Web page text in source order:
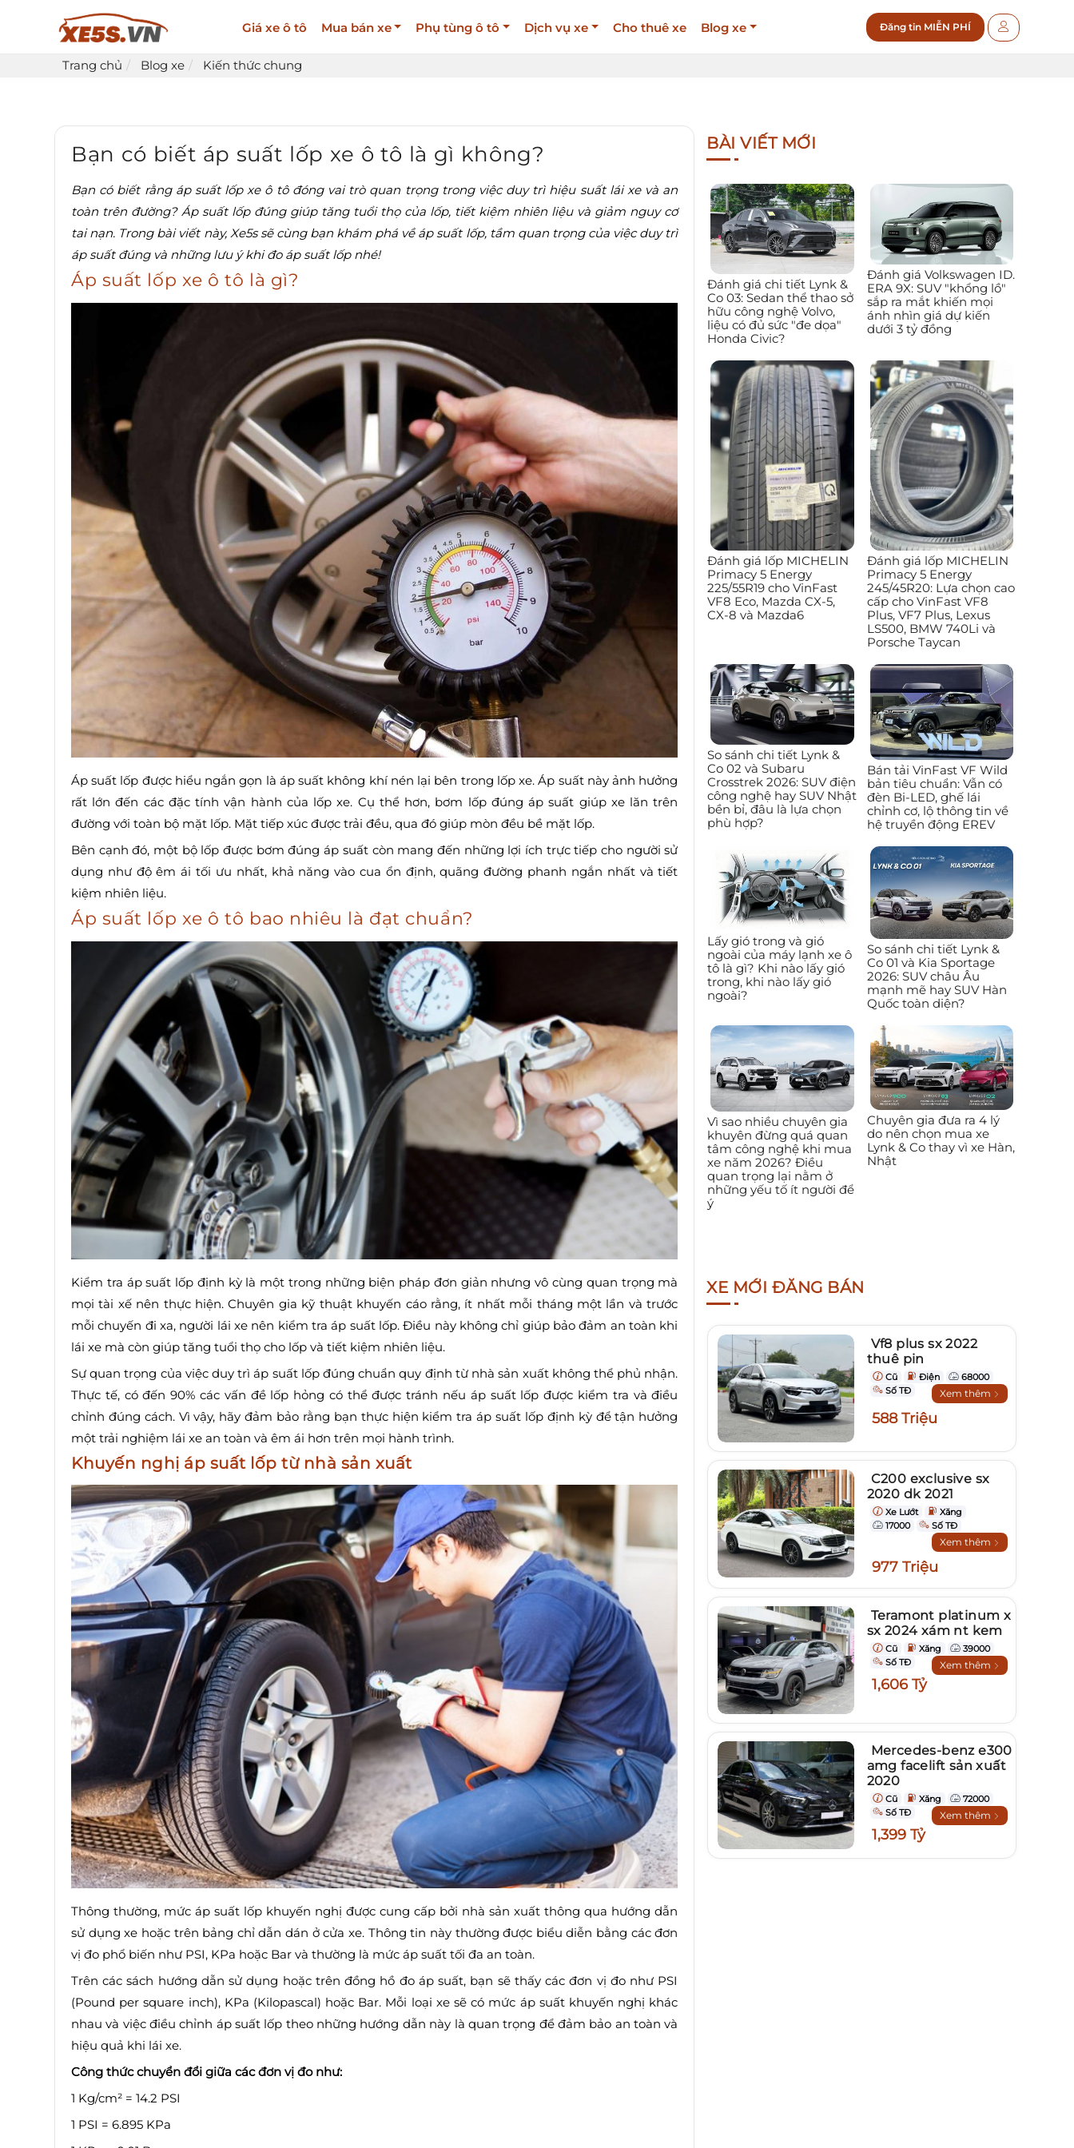
Giá xe ô tô Mua bán xe Phụ tùng ô tô Dịch vụ xe Cho thuê xe Blog xe Đăng tin MIỄN PHÍ
Trang chủ Blog xe Kiến thức chung
Bạn có biết áp suất lốp xe ô tô là gì không?
Bạn có biết rằng áp suất lốp xe ô tô đóng vai trò quan trọng trong việc duy trì hiệu suất lái xe và an
toàn trên đường? Áp suất lốp đúng giúp tăng tuổi thọ của lốp, tiết kiệm nhiên liệu và giảm nguy cơ
tai nạn. Trong bài viết này, Xe5s sẽ cùng bạn khám phá về áp suất lốp, tầm quan trọng của việc duy trì
áp suất đúng và những lưu ý khi đo áp suất lốp nhé!
Áp suất lốp xe ô tô là gì?
Áp suất lốp được hiểu ngắn gọn là áp suất không khí nén lại bên trong lốp xe. Áp suất này ảnh hưởng
rất lớn đến các đặc tính vận hành của lốp xe. Cụ thể hơn, bơm lốp đúng áp suất giúp xe lăn trên
đường với toàn bộ mặt lốp. Mặt tiếp xúc được trải đều, qua đó giúp mòn đều bề mặt lốp.
Bên cạnh đó, một bộ lốp được bơm đúng áp suất còn mang đến những lợi ích trực tiếp cho người sử
dụng như độ êm ái tối ưu nhất, khả năng vào cua ổn định, quãng đường phanh ngắn nhất và tiết
kiệm nhiên liệu.
Áp suất lốp xe ô tô bao nhiêu là đạt chuẩn?
Kiểm tra áp suất lốp định kỳ là một trong những biện pháp đơn giản nhưng vô cùng quan trọng mà
mọi tài xế nên thực hiện. Chuyên gia kỹ thuật khuyến cáo rằng, ít nhất mỗi tháng một lần và trước
mỗi chuyến đi xa, người lái xe nên kiểm tra áp suất lốp. Điều này không chỉ giúp bảo đảm an toàn khi
lái xe mà còn giúp tăng tuổi thọ cho lốp và tiết kiệm nhiên liệu.
Sự quan trọng của việc duy trì áp suất lốp đúng chuẩn quy định từ nhà sản xuất không thể phủ nhận.
Thực tế, có đến 90% các vấn đề lốp hỏng có thể được tránh nếu áp suất lốp được kiểm tra và điều
chỉnh đúng cách. Vì vậy, hãy đảm bảo rằng bạn thực hiện kiểm tra áp suất lốp định kỳ để tận hưởng
một trải nghiệm lái xe an toàn và êm ái hơn trên mọi hành trình.
Khuyến nghị áp suất lốp từ nhà sản xuất
Thông thường, mức áp suất lốp khuyến nghị được cung cấp bởi nhà sản xuất thông qua hướng dẫn
sử dụng xe hoặc trên bảng chỉ dẫn dán ở cửa xe. Thông tin này thường được biểu diễn bằng các đơn
vị đo phổ biến như PSI, KPa hoặc Bar và thường là mức áp suất tối đa an toàn.
Trên các sách hướng dẫn sử dụng hoặc trên đồng hồ đo áp suất, bạn sẽ thấy các đơn vị đo như PSI
(Pound per square inch), KPa (Kilopascal) hoặc Bar. Mỗi loại xe sẽ có mức áp suất khuyến nghị khác
nhau và việc điều chỉnh áp suất lốp theo những hướng dẫn này là quan trọng để đảm bảo an toàn và
hiệu quả khi lái xe.
Công thức chuyển đổi giữa các đơn vị đo như:
1 Kg/cm² = 14.2 PSI
1 PSI = 6.895 KPa
BÀI VIẾT MỚI
Đánh giá chi tiết Lynk &
Co 03: Sedan thể thao sở
hữu công nghệ Volvo,
liệu có đủ sức "đe dọa"
Honda Civic?
Đánh giá Volkswagen ID.
ERA 9X: SUV "khổng lồ"
sắp ra mắt khiến mọi
ánh nhìn giá dự kiến
dưới 3 tỷ đồng
Đánh giá lốp MICHELIN
Primacy 5 Energy
225/55R19 cho VinFast
VF8 Eco, Mazda CX-5,
CX-8 và Mazda6
Đánh giá lốp MICHELIN
Primacy 5 Energy
245/45R20: Lựa chọn cao
cấp cho VinFast VF8
Plus, VF7 Plus, Lexus
LS500, BMW 740Li và
Porsche Taycan
So sánh chi tiết Lynk &
Co 02 và Subaru
Crosstrek 2026: SUV điện
công nghệ hay SUV Nhật
bền bỉ, đâu là lựa chọn
phù hợp?
Bán tải VinFast VF Wild
bản tiêu chuẩn: Vẫn có
đèn Bi-LED, ghế lái
chỉnh cơ, lộ thông tin về
hệ truyền động EREV
Lấy gió trong và gió
ngoài của máy lạnh xe ô
tô là gì? Khi nào lấy gió
trong, khi nào lấy gió
ngoài?
So sánh chi tiết Lynk &
Co 01 và Kia Sportage
2026: SUV châu Âu
mạnh mẽ hay SUV Hàn
Quốc toàn diện?
Vì sao nhiều chuyên gia
khuyên đừng quá quan
tâm công nghệ khi mua
xe năm 2026? Điều
quan trọng lại nằm ở
những yếu tố ít người để
ý
Chuyên gia đưa ra 4 lý
do nên chọn mua xe
Lynk & Co thay vì xe Hàn,
Nhật
XE MỚI ĐĂNG BÁN
Vf8 plus sx 2022
thuê pin
Cũ Điện
68000
Số TĐ
Xem thêm
588 Triệu
C200 exclusive sx
2020 dk 2021
Xe Lướt
Xăng
17000
Số TĐ
Xem thêm
977 Triệu
Teramont platinum x
sx 2024 xám nt kem
Cũ Xăng
39000
Số TĐ
Xem thêm
1,606 Tỷ
Mercedes-benz e300
amg facelift sản xuất
2020
Cũ Xăng
72000
Số TĐ
Xem thêm
1,399 Tỷ